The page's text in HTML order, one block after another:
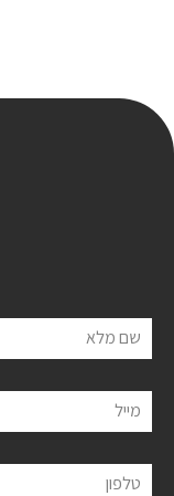
שם מלא
מייל
טלפון